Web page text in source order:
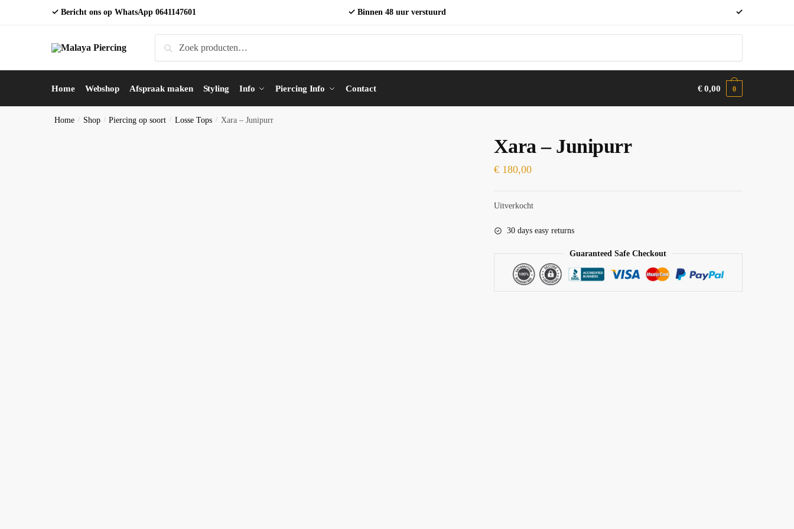
✓ Bericht ons op WhatsApp 0641147601 ✓ Binnen 48 uur verstuurd ✓
Zoeken
Home Webshop Afspraak maken Styling Info Piercing Info Contact €0,00 0
Home / Shop / Piercing op soort / Losse Tops / Xara – Junipurr
Xara – Junipurr
€180,00
Uitverkocht
30 days easy returns
Guaranteed Safe Checkout